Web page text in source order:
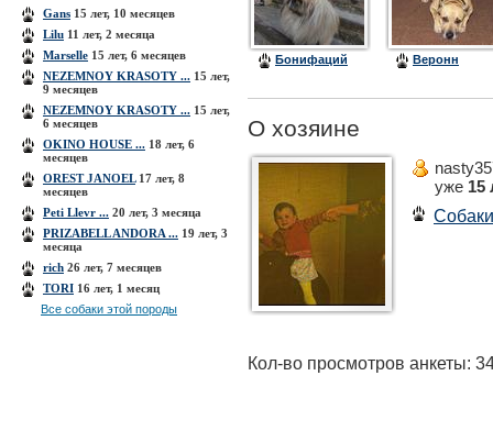
Gans 15 лет, 10 месяцев
Lilu 11 лет, 2 месяца
Marselle 15 лет, 6 месяцев
NEZEMNOY KRASOTY ... 15 лет,
9 месяцев
NEZEMNOY KRASOTY ... 15 лет,
6 месяцев
OKINO HOUSE ... 18 лет, 6
месяцев
OREST JANOEL17 лет, 8
месяцев
Peti Llevr ... 20 лет, 3 месяца
PRIZABELL ANDORA ... 19 лет, 3
месяца
rich 26 лет, 7 месяцев
TORI 16 лет, 1 месяц
Все собаки этой породы
Бонифаций Веронн
О хозяине
уже 15
Собаки
Кол-во просмотров анкеты: